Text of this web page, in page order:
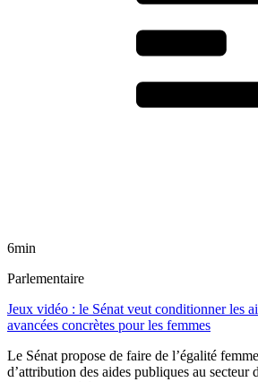
6min
Parlementaire
Jeux vidéo : le Sénat veut conditionner les
avancées concrètes pour les femmes
Le Sénat propose de faire de l’égalité
d’attribution des aides publiques au secteur